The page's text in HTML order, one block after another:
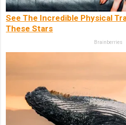
See The Incredible Physical
These Stars
Brainberries